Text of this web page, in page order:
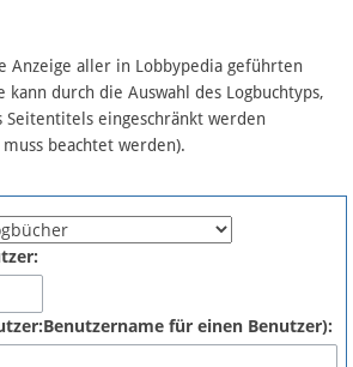
Anzeige aller in Lobbypedia geführten
kann durch die Auswahl des Logbuchtyps,
Seitentitels eingeschränkt werden
beachtet werden).
für einen Benutzer):